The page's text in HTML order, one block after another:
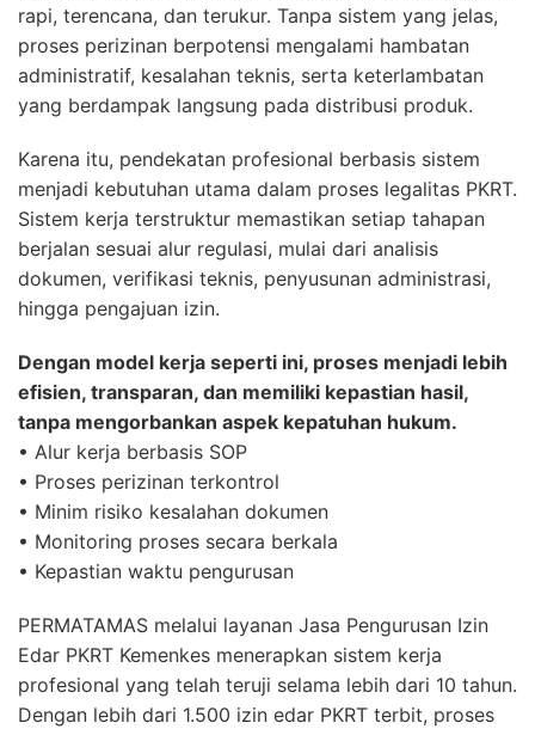
rapi, terencana, dan terukur. Tanpa sistem yang jelas,
proses perizinan berpotensi mengalami hambatan
administratif, kesalahan teknis, serta keterlambatan
yang berdampak langsung pada distribusi produk.
Karena itu, pendekatan profesional berbasis sistem
menjadi kebutuhan utama dalam proses legalitas PKRT.
Sistem kerja terstruktur memastikan setiap tahapan
berjalan sesuai alur regulasi, mulai dari analisis
dokumen, verifikasi teknis, penyusunan administrasi,
hingga pengajuan izin.
Dengan model kerja seperti ini, proses menjadi lebih
efisien, transparan, dan memiliki kepastian hasil,
tanpa mengorbankan aspek kepatuhan hukum.
• Alur kerja berbasis SOP
• Proses perizinan terkontrol
• Minim risiko kesalahan dokumen
• Monitoring proses secara berkala
• Kepastian waktu pengurusan
PERMATAMAS melalui layanan Jasa Pengurusan Izin
Edar PKRT Kemenkes menerapkan sistem kerja
profesional yang telah teruji selama lebih dari 10 tahun.
Dengan lebih dari 1.500 izin edar PKRT terbit, proses